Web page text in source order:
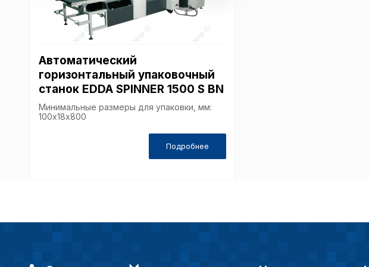
Автоматический
горизонтальный упаковочный
станок EDDA SPINNER 1500 S BN
Минимальные размеры для упаковки, мм:
100х18х800
Подробнее